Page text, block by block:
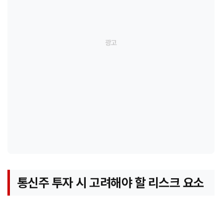
통신주 투자 시 고려해야 할 리스크 요소